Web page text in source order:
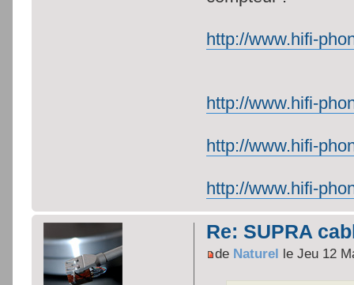
http://www.hifi-
http://www.hifi-
http://www.hifi-
http://www.hifi-
Re: SUPRA
de Naturel le Jeu 12